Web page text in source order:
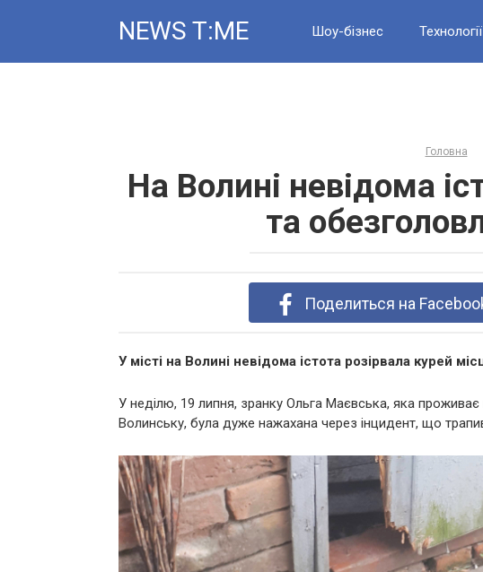
NEWS T:ME Шоу-бізнес Технології
Головна
На Волині невідома
та
Поделиться на
У місті на Волині невідома істота розірвала курей
У неділю, 19 липня, зранку Ольга Маєвська, яка
Волинську, була дуже нажахана через інцидент, що